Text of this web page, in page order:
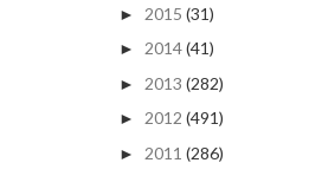
► 2015 (31)
► 2014(41)
► 2013 (282)
► 2012 (491)
► 2011 (286)